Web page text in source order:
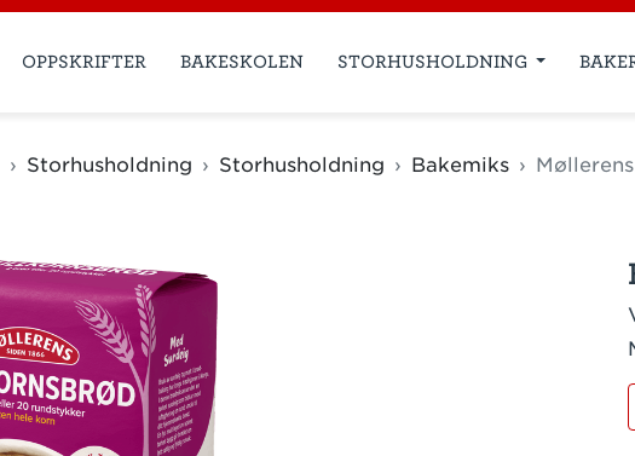
OPPSKRIFTER BAKESKOLEN STORHUSHOLDNING
Storhusholdning Storhusholdning Bakemiks